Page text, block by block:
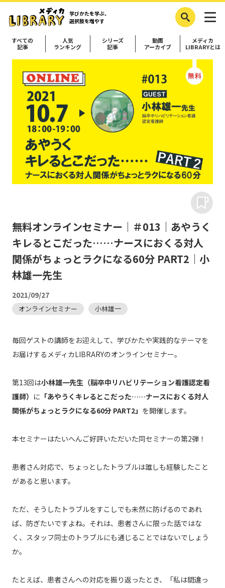
学びかたを学ぶ、
選択肢を増やす
すべての
記事
人気
ランキング
シリーズ
記事
動画
アーカイブ
メディカ
LIBRARYとは
無料オンラインセミナー｜＃013｜あやうく
キレるとこだった……ナースにおくる対人
関係がちょっとラクになる60分 PART2｜小
林雄一先生
2021/09/27
オンラインセミナー 小林雄一
毎回ゲストの講師をお迎えして、学びかたや実践的なテーマを
お届けするメディカLIBRARYのオンラインセミナー。
第13回は小林雄一先生（脳卒中リハビリテーション看護認定看
護師） に 「あやうくキレるとこだった……ナースにおくる対人
関係がちょっとラクになる60分 PART2」 を開催します。
本セミナーはたいへんご好評いただいた同セミナーの第2弾！
患者さん対応で、ちょっとしたトラブルは誰しも経験したこと
があると思います。
ただ、そうしたトラブルをすこしでも未然に防げるのであれ
ば、防ぎたいですよね。それは、患者さんに限った話ではな
く、スタッフ同士のトラブルにも通じることではないでしょう
か。
たとえば、患者さんへの対応を振り返ったとき、「私は間違っ